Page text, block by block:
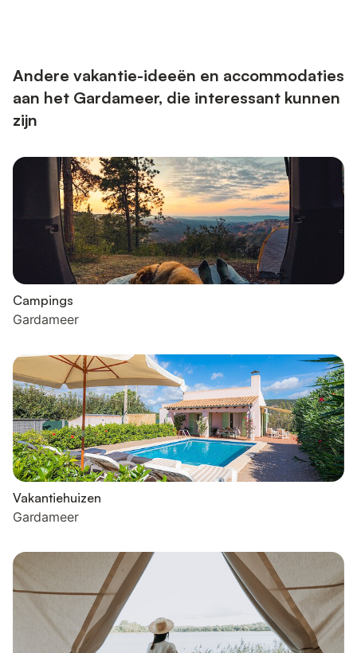
Andere vakantie-ideeën en accommodaties
aan het Gardameer, die interessant kunnen
zijn
Campings
Gardameer
Vakantiehuizen
Gardameer